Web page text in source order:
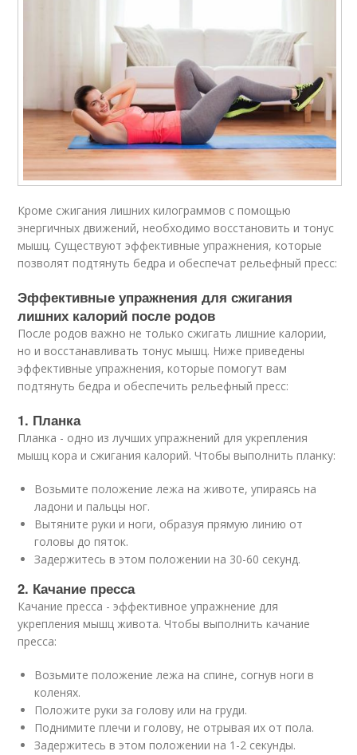
Кроме сжигания лишних килограммов с помощью
энергичных движений, необходимо восстановить и тонус
мышц. Существуют эффективные упражнения, которые
позволят подтянуть бедра и обеспечат рельефный пресс:
Эффективные упражнения для сжигания
лишних калорий после родов
После родов важно не только сжигать лишние калории,
но и восстанавливать тонус мышц. Ниже приведены
эффективные упражнения, которые помогут вам
подтянуть бедра и обеспечить рельефный пресс:
1. Планка
Планка - одно из лучших упражнений для укрепления
мышц кора и сжигания калорий. Чтобы выполнить планку:
Возьмите положение лежа на животе, упираясь на
ладони и пальцы ног.
Вытяните руки и ноги, образуя прямую линию от
головы до пяток.
Задержитесь в этом положении на 30-60 секунд.
2. Качание пресса
Качание пресса - эффективное упражнение для
укрепления мышц живота. Чтобы выполнить качание
пресса:
Возьмите положение лежа на спине, согнув ноги в
коленях.
Положите руки за голову или на груди.
Поднимите плечи и голову, не отрывая их от пола.
Задержитесь в этом положении на 1-2 секунды.